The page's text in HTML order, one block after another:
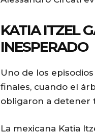
KATIA ITZEL
INESPERADO
Uno de los
finales, cuando el
obligaron a detener
La mexicana Katia